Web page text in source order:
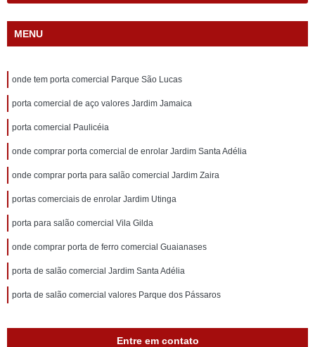
MENU
onde tem porta comercial Parque São Lucas
porta comercial de aço valores Jardim Jamaica
porta comercial Paulicéia
onde comprar porta comercial de enrolar Jardim Santa Adélia
onde comprar porta para salão comercial Jardim Zaira
portas comerciais de enrolar Jardim Utinga
porta para salão comercial Vila Gilda
onde comprar porta de ferro comercial Guaianases
porta de salão comercial Jardim Santa Adélia
porta de salão comercial valores Parque dos Pássaros
Entre em contato